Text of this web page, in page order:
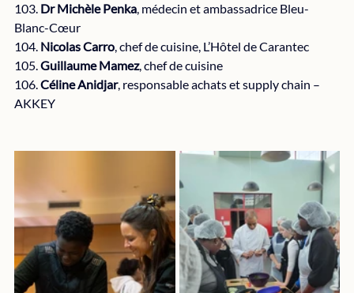
103. Dr Michèle Penka, médecin et ambassadrice Bleu-
Blanc-Cœur
104. Nicolas Carro, chef de cuisine, L’Hôtel de Carantec
105. Guillaume Mamez, chef de cuisine
106. Céline Anidjar, responsable achats et supply chain –
AKKEY